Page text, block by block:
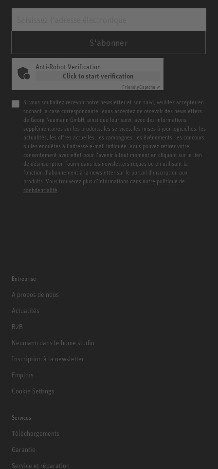
S'abonner
Anti-Robot Verification
Click to start verification
FriendlyCaptcha ⇗
Si vous souhaitez recevoir notre newsletter et son suivi, veuillez accepter en
cochant la case correspondante. Vous acceptez de recevoir des newsletters
de Georg Neumann GmbH, ainsi que leur suivi, avec des informations
supplémentaires sur les produits, les services, les mises à jour logicielles, les
actualités, les offres actuelles, les campagnes, les événements, les concours
ou les enquêtes à l’adresse e-mail indiquée. Vous pouvez retirer votre
consentement avec effet pour l’avenir à tout moment en cliquant sur le lien
de désinscription fourni dans les newsletters reçues ou en utilisant la
fonction d’abonnement à la newsletter sur le portail d’inscription aux
produits. Vous trouverez plus d’informations dans notre politique de
confidentialité.
Entreprise
A propos de nous
Actualités
B2B
Neumann dans le home studio
Inscription à la newsletter
Emplois
Cookie Settings
Services
Téléchargements
Garantie
Service et réparation